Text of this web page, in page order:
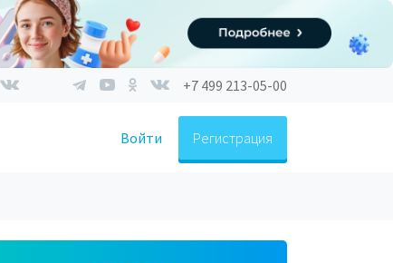
+7 499 213-05-00
Войти Регистрация